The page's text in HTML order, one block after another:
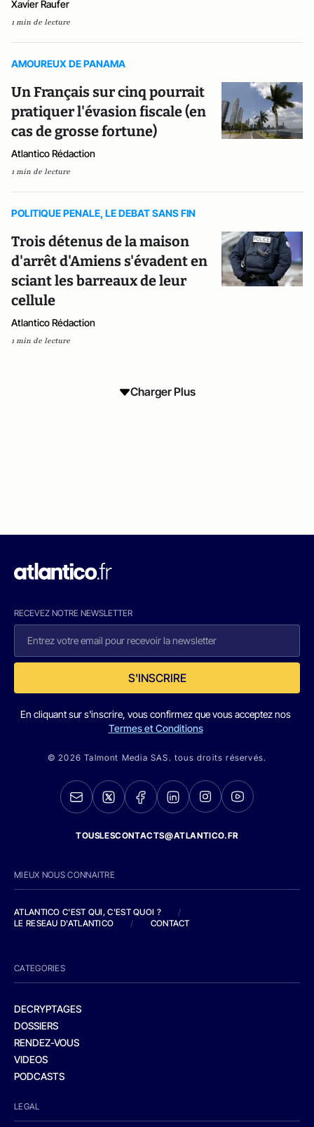
Xavier Raufer
1 min de lecture
AMOUREUX DE PANAMA
Un Français sur cinq pourrait
pratiquer l'évasion fiscale (en
cas de grosse fortune)
Atlantico Rédaction
1 min de lecture
POLITIQUE PENALE, LE DEBAT SANS FIN
Trois détenus de la maison
d'arrêt d'Amiens s'évadent en
sciant les barreaux de leur
cellule
Atlantico Rédaction
1 min de lecture
Charger Plus
RECEVEZ NOTRE NEWSLETTER
S'INSCRIRE
En cliquant sur s'inscrire, vous confirmez que vous acceptez nos
Termes et Conditions
© 2026 Talmont Media SAS. tous droits réservés.
TOUSLESCONTACTS@ATLANTICO.FR
MIEUX NOUS CONNAITRE
ATLANTICO C'EST QUI, C'EST QUOI ?
/
LE RESEAU D'ATLANTICO
/ CONTACT
CATEGORIES
DECRYPTAGES
DOSSIERS
RENDEZ-VOUS
VIDEOS
PODCASTS
LEGAL